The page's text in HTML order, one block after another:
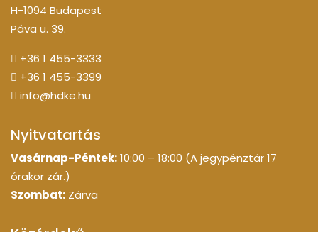
H-1094 Budapest
Páva u. 39.
+36 1 455-3333
+36 1 455-3399
info@hdke.hu
Nyitvatartás
Vasárnap-Péntek:10:00 – 18:00 (A jegypénztár 17
órakor zár.)
Szombat: Zárva